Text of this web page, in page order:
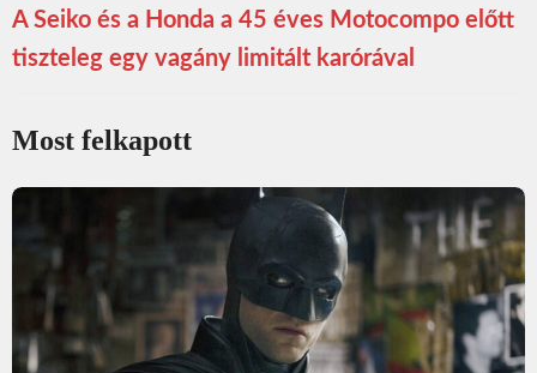
A Seiko és a Honda a 45 éves Motocompo előtt
tiszteleg egy vagány limitált karórával
Most felkapott